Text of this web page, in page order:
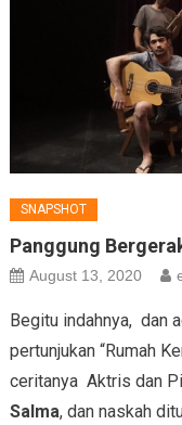
SNAPSHOT
Panggung
August 13, 2020
Begitu indahnya, dan
pertunjukan “Rumah
ceritanya Aktris dan
Salma, dan naskah